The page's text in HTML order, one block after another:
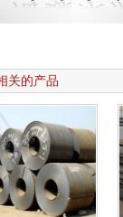
关的产品